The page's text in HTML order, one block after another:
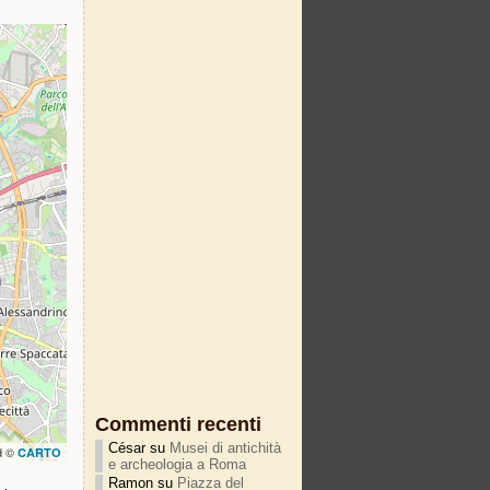
©CARTO
Commenti recenti
Césarsu Musei di antichità
e archeologia a Roma
Ramon su Piazza del